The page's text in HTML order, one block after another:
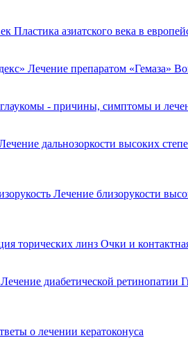
Пластика азиатского века в
Лечение препаратом «Гемаза»
- причины, симптомы и
дальнозоркости высоких
Лечение близорукости
торических линз Очки и
Лечение диабетической ретинопатии
о лечении кератоконуса